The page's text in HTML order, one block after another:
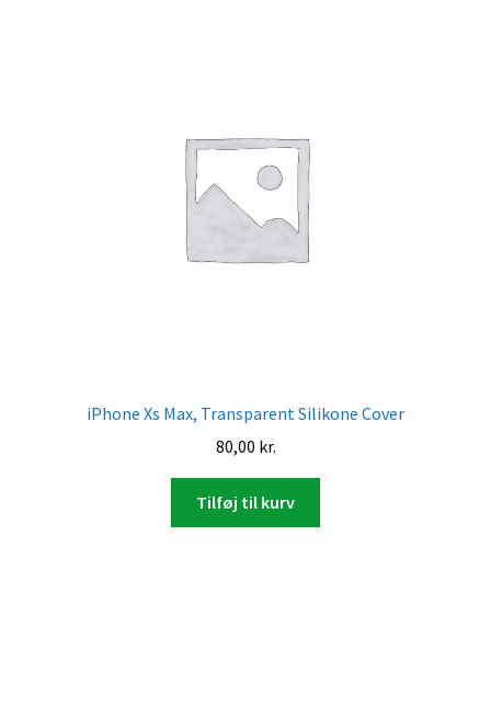
iPhone Xs Max, Transparent Silikone Cover
80,00 kr.
Tilføj til kurv